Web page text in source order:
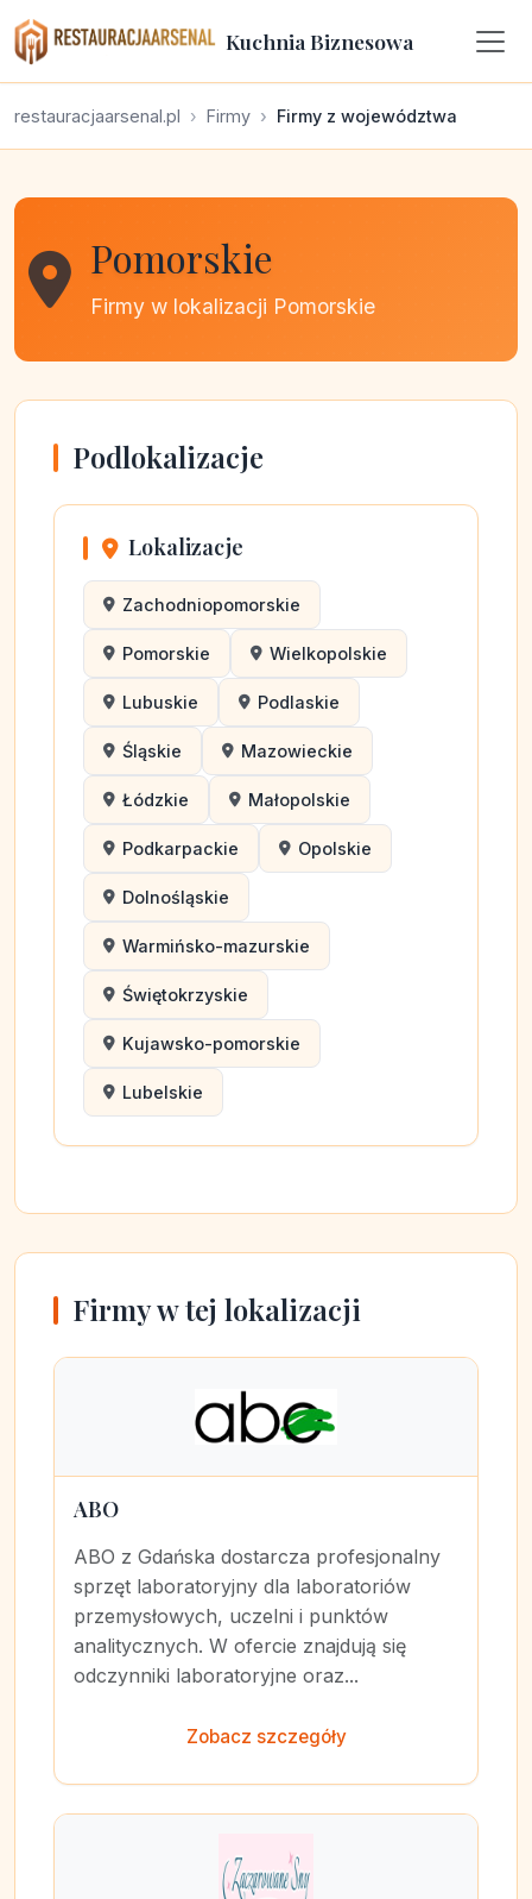
Kuchnia Biznesowa
restauracjaarsenal.pl Firmy Firmy z województwa
Pomorskie
Firmy w lokalizacji Pomorskie
Podlokalizacje
Lokalizacje
Zachodniopomorskie
Pomorskie Wielkopolskie
Lubuskie Podlaskie
Śląskie Mazowieckie
Łódzkie Małopolskie
Podkarpackie Opolskie
Dolnośląskie
Warmińsko-mazurskie
Świętokrzyskie
Kujawsko-pomorskie
Lubelskie
Firmy w tej lokalizacji
ABO
ABO z Gdańska dostarcza profesjonalny
sprzęt laboratoryjny dla laboratoriów
przemysłowych, uczelni i punktów
analitycznych. W ofercie znajdują się
odczynniki laboratoryjne oraz...
Zobacz szczegóły